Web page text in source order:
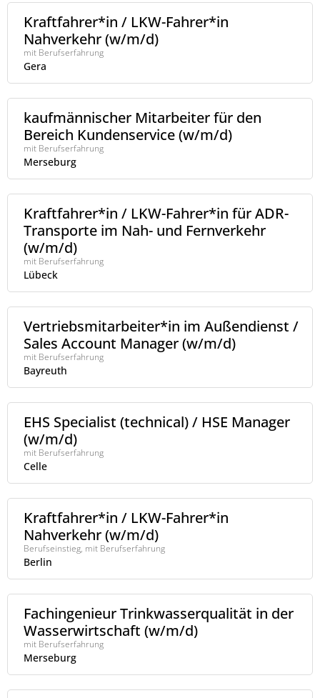
Kraftfahrer*in / LKW-Fahrer*in
Nahverkehr (w/m/d)
mit Berufserfahrung
Gera
kaufmännischer Mitarbeiter für den
Bereich Kundenservice (w/m/d)
mit Berufserfahrung
Merseburg
Kraftfahrer*in / LKW-Fahrer*in für ADR-
Transporte im Nah- und Fernverkehr
(w/m/d)
mit Berufserfahrung
Lübeck
Vertriebsmitarbeiter*in im Außendienst /
Sales Account Manager (w/m/d)
mit Berufserfahrung
Bayreuth
EHS Specialist (technical) / HSE Manager
(w/m/d)
mit Berufserfahrung
Celle
Kraftfahrer*in / LKW-Fahrer*in
Nahverkehr (w/m/d)
Berufseinstieg, mit Berufserfahrung
Berlin
Fachingenieur Trinkwasserqualität in der
Wasserwirtschaft (w/m/d)
mit Berufserfahrung
Merseburg